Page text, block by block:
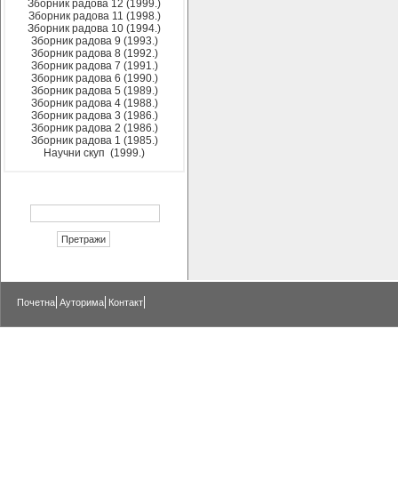
Зборник радова 12 (1999.)
Зборник радова 11 (1998.)
Зборник радова 10 (1994.)
Зборник радова 9 (1993.)
Зборник радова 8 (1992.)
Зборник радова 7 (1991.)
Зборник радова 6 (1990.)
Зборник радова 5 (1989.)
Зборник радова 4 (1988.)
Зборник радова 3 (1986.)
Зборник радова 2 (1986.)
Зборник радова 1 (1985.)
Научни скуп (1999.)
Почетна Ауторима Контакт